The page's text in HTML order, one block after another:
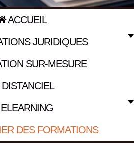
ACCUEIL
JURIDIQUES
SUR-MESURE
DISTANCIEL
ELEARNING
DES FORMATIONS